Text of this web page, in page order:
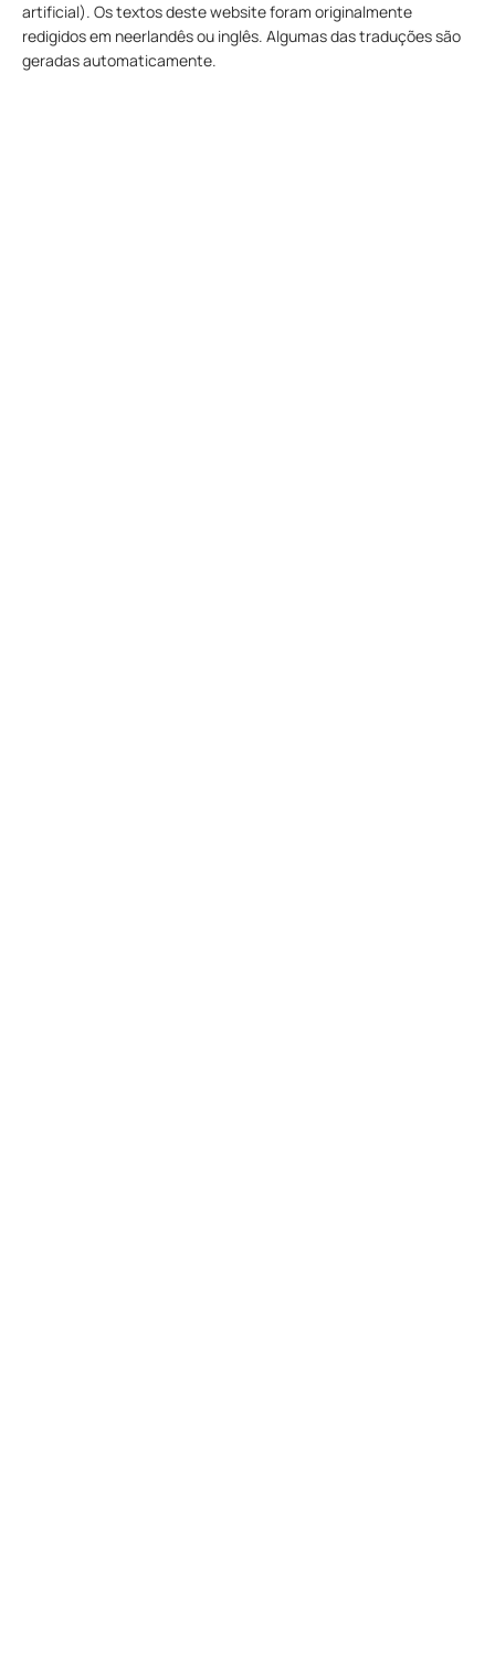
artificial). Os textos deste website foram originalmente
redigidos em neerlandês ou inglês. Algumas das traduções são
geradas automaticamente.